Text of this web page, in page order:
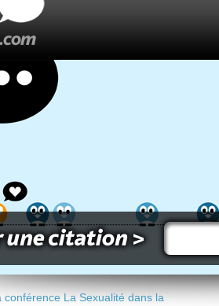
conférence La Sexualité dans la